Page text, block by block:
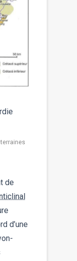
de
d’une